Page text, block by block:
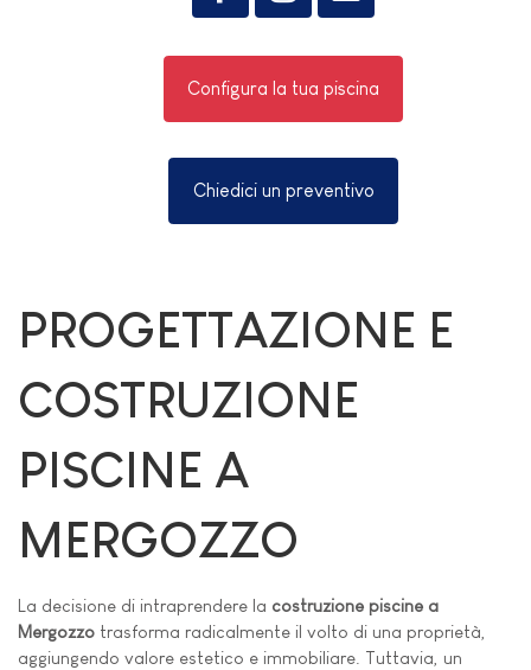
Configura la tua piscina
Chiedici un preventivo
PROGETTAZIONE E
COSTRUZIONE
PISCINE A
MERGOZZO
La decisione di intraprendere la costruzione piscine a
Mergozzo trasforma radicalmente il volto di una proprietà,
aggiungendo valore estetico e immobiliare. Tuttavia, un